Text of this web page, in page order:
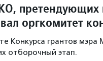
оргкомитет
Конкурса грантов
отборочный этап.